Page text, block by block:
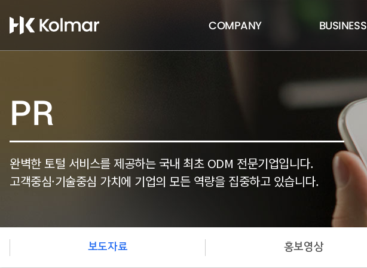
COMPANY BUSINESS
PR
완벽한 토털 서비스를 제공하는 국내 최초 ODM 전문기업입니다.
고객중심·기술중심 가치에 기업의 모든 역량을 집중하고 있습니다.
보도자료 홍보영상